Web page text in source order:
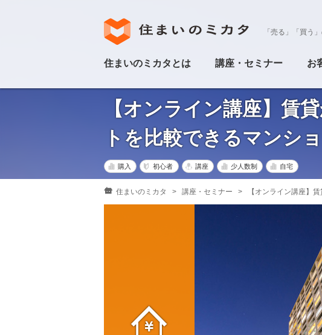
「売る」「買う
住まいのミカタとは 講座・セミナー お
【オンライン講座】賃
トを比較できるマンシ
購入 初心者 講座 少人数制 自宅
住まいのミカタ 講座・セミナー 【オンライン講座】